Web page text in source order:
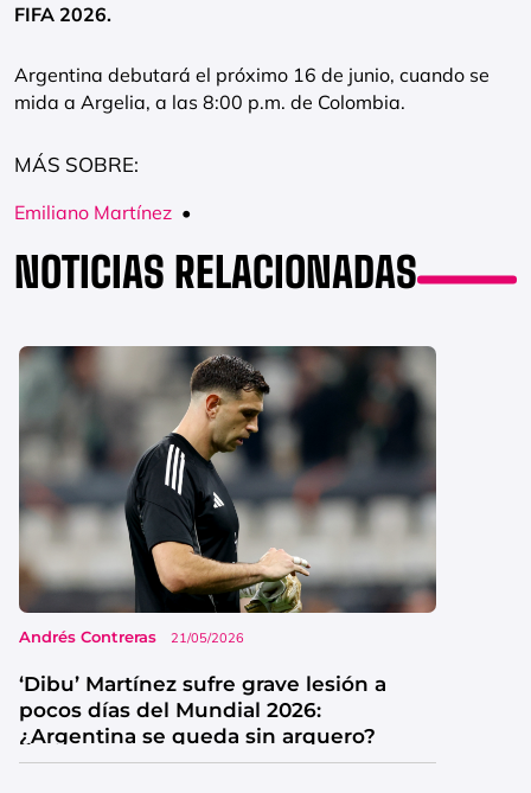
FIFA 2026.
Argentina debutará el próximo 16 de junio, cuando se
mida a Argelia, a las 8:00 p.m. de Colombia.
MÁS SOBRE:
Emiliano Martínez •
NOTICIAS RELACIONADAS
Andrés Contreras 21/05/2026
‘Dibu’ Martínez sufre grave lesión a
pocos días del Mundial 2026:
¿Argentina se queda sin arquero?